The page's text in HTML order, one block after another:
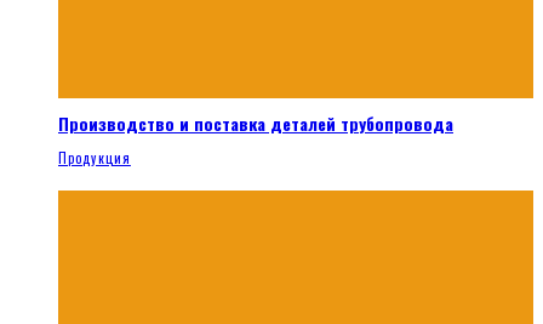
Производство и поставка деталей трубопровода
Продукция